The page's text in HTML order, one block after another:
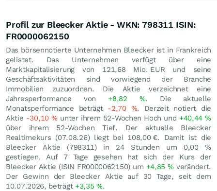
Profil zur Bleecker Aktie - WKN: 798311 ISIN:
FR0000062150
Das börsennotierte Unternehmen Bleecker ist in Frankreich
gelistet. Das Unternehmen verfügt über eine
Marktkapitalisierung von 121,68 Mio. EUR und seine
Geschäftsaktivitäten sind vorwiegend der Branche
Immobilien zuzuordnen. Die Aktie verzeichnet eine
Jahresperformance von +8,82 %. Die aktuelle
Monatsperformance beträgt -2,70 %. Derzeit notiert die
Aktie -30,10%unter ihrem 52-Wochen Hoch und +40,44%
über ihrem 52-Wochen Tief. Der aktuelle Bleecker
Realtimekurs (07.08.26) liegt bei 108,00 €. Damit ist die
Bleecker Aktie (798311) in 24 Stunden um 0,00%
gestiegen. Auf 7 Tage gesehen hat sich der Kurs der
Bleecker Aktie (ISIN FR0000062150) um +4,85%verändert.
Der Gewinn der Bleecker Aktie auf 30 Tage, seit dem
10.07.2026, beträgt +3,35%.